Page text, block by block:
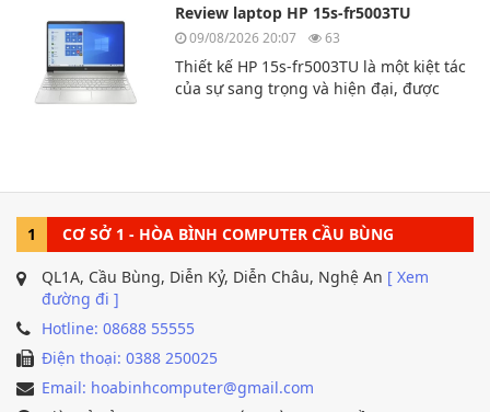
dùng chuyên nghiệp, sinh viên hay
văn phòng thì chiếc laptop này là sự lựa
chọn hoàn hảo dành cho bạn.
Review laptop HP 15s-fr5003TU
09/08/2026 20:07 63
Thiết kế HP 15s-fr5003TU là một kiệt tác
của sự sang trọng và hiện đại, được
1 CƠ SỞ 1 - HÒA BÌNH COMPUTER CẦU BÙNG
QL1A, Cầu Bùng, Diễn Kỷ, Diễn Châu, Nghệ An [ Xem
đường đi ]
Hotline: 08688 55555
Điện thoại: 0388 250025
Email: hoabinhcomputer@gmail.com